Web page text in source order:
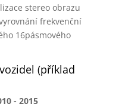
stereo obrazu
frekvenční
16pásmového
(příklad
- 2015